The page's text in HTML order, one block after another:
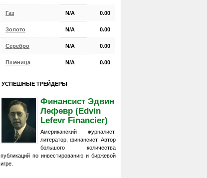
Газ N/A 0.00
Золото N/A 0.00
Серебро N/A 0.00
Пшеница N/A 0.00
УСПЕШНЫЕ ТРЕЙДЕРЫ
Финансист Эдвин
Лефевр (Edvin
Lefevr Financier)
Американский журналист,
литератор, финансист. Автор
большого количества
публикаций по инвестированию и биржевой
игре.